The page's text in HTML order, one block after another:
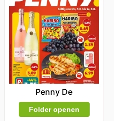
Penny De
Folder openen